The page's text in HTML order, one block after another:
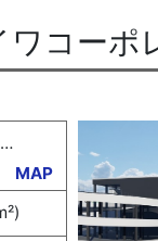
コーポ
〒2760046 千葉県 八千代市 大和田新田686-3 GLP 八千代Ⅴ
MAP